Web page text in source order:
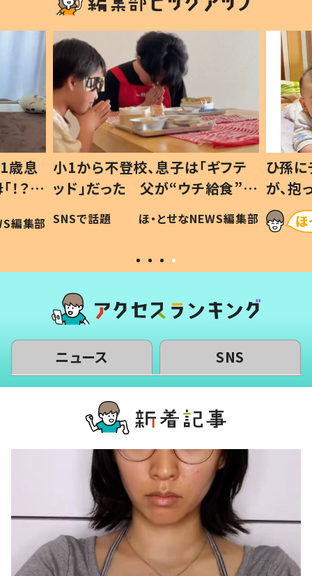
歳息
？」
編集部
小1から不登校、息子は「ギフテ
ッド」だった 父が“ウチ給食”を
作り続ける理由とは #令和の親
#令和の子
SNSで話題 ほ・とせなNEWS編集部
ひ孫
が、
「涙が
い」
ニュース SNS